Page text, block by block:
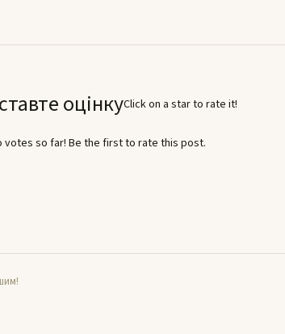
оцінкуClick on a star to rate it!
votes so far! Be the first to rate this post.